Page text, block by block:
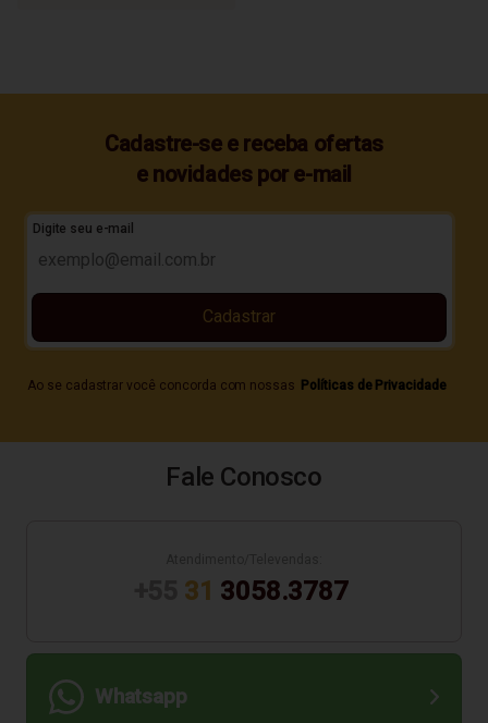
Cadastre-se e receba ofertas
e novidades por e-mail
Digite seu e-mail
Ao se cadastrar você concorda com nossas Políticas de Privacidade
Cadastrar
Fale Conosco
31 3058.3787
Whatsapp